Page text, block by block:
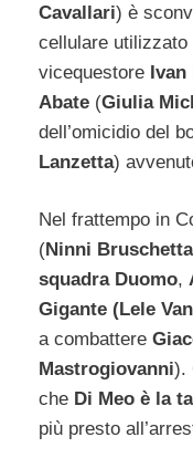
Cavallari) è
cellulare utilizzato
vicequestore Ivan
Abate (Giulia
dell’omicidio del
Lanzetta)
Nel frattempo in
(Ninni Bruschetta
squadra Duomo,
Gigante (Lele
a combattere
Mastrogiovanni).
che Di Meo è la
più presto